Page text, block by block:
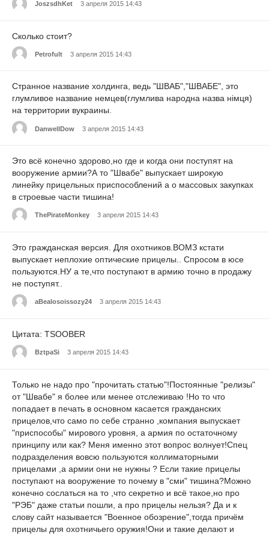
JoszsdhKet 3 апреля 2015 14:43
Сколько стоит?
Petrofult 3 апреля 2015 14:43
Странное название холдинга, ведь "ШВАБ","ШВАБЕ", это
глумливое название немцев(глумлива народна назва німця)
на территории вукраины.
DanwellDow 3 апреля 2015 14:43
Это всё конечно здорово,но где и когда они поступят на
вооружение армии?А то "Швабе" выпускает широкую
линейку прицельных приспособлений а о массовых закупках
в строевые части тишина!
ThePirateMonkey 3 апреля 2015 14:43
Это гражданская версия. Для охотников.ВОМЗ кстати
выпускает неплохие оптические прицелы.. Спросом в юсе
пользуются.НУ а те,что поступают в армию точно в продажу
не поступят..
aBealosoissozy24 3 апреля 2015 14:43
Цитата: TSOOBER
BztpaSi 3 апреля 2015 14:43
Только не надо про "прочитать статью"!Постоянные "релизы"
от "Швабе" я более или менее отслеживаю !Но то что
попадает в печать в основном касается гражданских
прицелов,что само по себе странно ,компания выпускает
"приспособы" мирового уровня, а армия по остаточному
принципу или как? Меня именно этот вопрос волнует!Спец
подразделения вовсю пользуются коллиматорными
прицелами ,а армии они не нужны ? Если такие прицелы
поступают на вооружение то почему в "сми" тишина?Можно
конечно сослаться на то ,что секретно и всё такое,но про
"РЭБ" даже статьи пошли, а про прицелы нельзя? Да и к
слову сайт называется "Военное обозрение",тогда причём
прицелы для охотничьего оружия!Они и такие делают и